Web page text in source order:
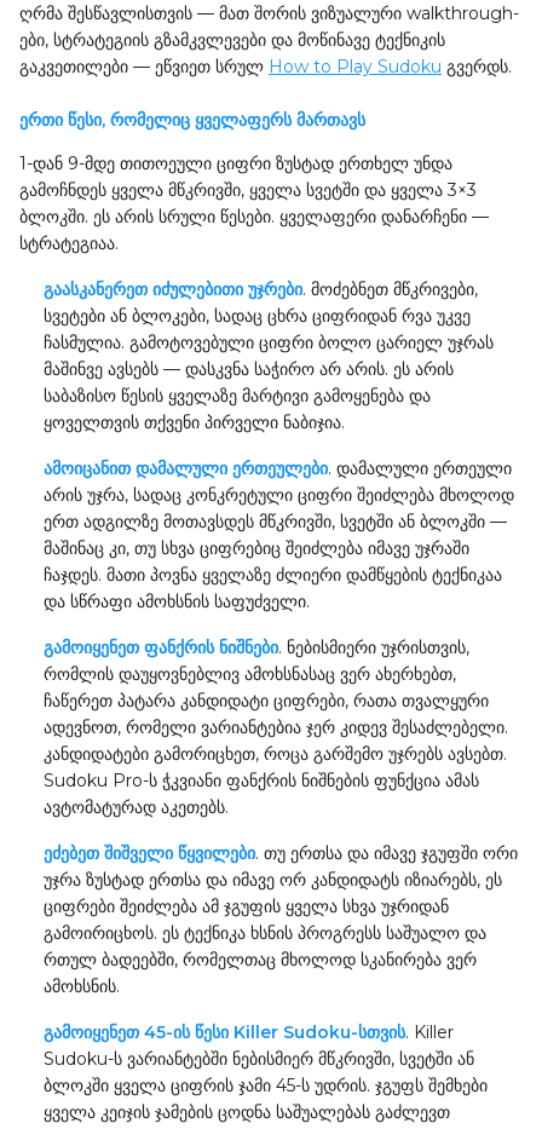
ღრმა შესწავლისთვის — მათ შორის ვიზუალური walkthrough-
ები, სტრატეგიის გზამკვლევები და მოწინავე ტექნიკის
გაკვეთილები — ეწვიეთ სრულ How to Play Sudoku გვერდს.
ერთი წესი, რომელიც ყველაფერს მართავს
1-დან 9-მდე თითოეული ციფრი ზუსტად ერთხელ უნდა
გამოჩნდეს ყველა მწკრივში, ყველა სვეტში და ყველა 3×3
ბლოკში. ეს არის სრული წესები. ყველაფერი დანარჩენი —
სტრატეგიაა.
გაასკანერეთ იძულებითი უჯრები. მოძებნეთ მწკრივები,
სვეტები ან ბლოკები, სადაც ცხრა ციფრიდან რვა უკვე
ჩასმულია. გამოტოვებული ციფრი ბოლო ცარიელ უჯრას
მაშინვე ავსებს — დასკვნა საჭირო არ არის. ეს არის
საბაზისო წესის ყველაზე მარტივი გამოყენება და
ყოველთვის თქვენი პირველი ნაბიჯია.
ამოიცანით დამალული ერთეულები. დამალული ერთეული
არის უჯრა, სადაც კონკრეტული ციფრი შეიძლება მხოლოდ
ერთ ადგილზე მოთავსდეს მწკრივში, სვეტში ან ბლოკში —
მაშინაც კი, თუ სხვა ციფრებიც შეიძლება იმავე უჯრაში
ჩაჯდეს. მათი პოვნა ყველაზე ძლიერი დამწყების ტექნიკაა
და სწრაფი ამოხსნის საფუძველი.
გამოიყენეთ ფანქრის ნიშნები. ნებისმიერი უჯრისთვის,
რომლის დაუყოვნებლივ ამოხსნასაც ვერ ახერხებთ,
ჩაწერეთ პატარა კანდიდატი ციფრები, რათა თვალყური
ადევნოთ, რომელი ვარიანტებია ჯერ კიდევ შესაძლებელი.
კანდიდატები გამორიცხეთ, როცა გარშემო უჯრებს ავსებთ.
Sudoku Pro-ს ჭკვიანი ფანქრის ნიშნების ფუნქცია ამას
ავტომატურად აკეთებს.
ეძებეთ შიშველი წყვილები. თუ ერთსა და იმავე ჯგუფში ორი
უჯრა ზუსტად ერთსა და იმავე ორ კანდიდატს იზიარებს, ეს
ციფრები შეიძლება ამ ჯგუფის ყველა სხვა უჯრიდან
გამოირიცხოს. ეს ტექნიკა ხსნის პროგრესს საშუალო და
რთულ ბადეებში, რომელთაც მხოლოდ სკანირება ვერ
ამოხსნის.
გამოიყენეთ 45-ის წესი Killer Sudoku-სთვის. Killer
Sudoku-ს ვარიანტებში ნებისმიერ მწკრივში, სვეტში ან
ბლოკში ყველა ციფრის ჯამი 45-ს უდრის. ჯგუფს შემხები
ყველა კეიჯის ჯამების ცოდნა საშუალებას გაძლევთ